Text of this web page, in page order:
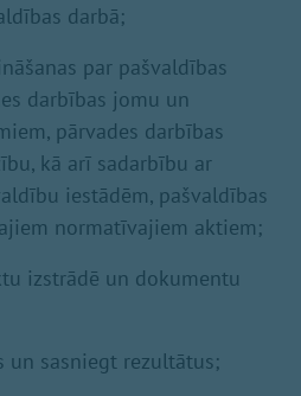
darbā;
par pašvaldības
darbības jomu un
pārvades darbības
kā arī sadarbību ar
iestādēm, pašvaldības
normatīvajiem aktiem;
izstrādē un dokumentu
un sasniegt rezultātus;